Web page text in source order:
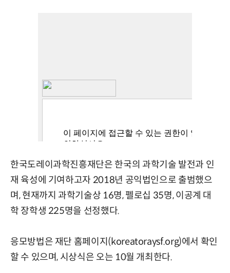
한국도레이과학진흥재단은 한국의 과학기술 발전과 인
재 육성에 기여하고자 2018년 공익법인으로 출범했으
며, 현재까지 과학기술상 16명, 펠로십 35명, 이공계 대
학 장학생 225명을 선정했다.
응모방법은 재단 홈페이지(koreatoraysf.org)에서 확인
할 수 있으며, 시상식은 오는 10월 개최한다.